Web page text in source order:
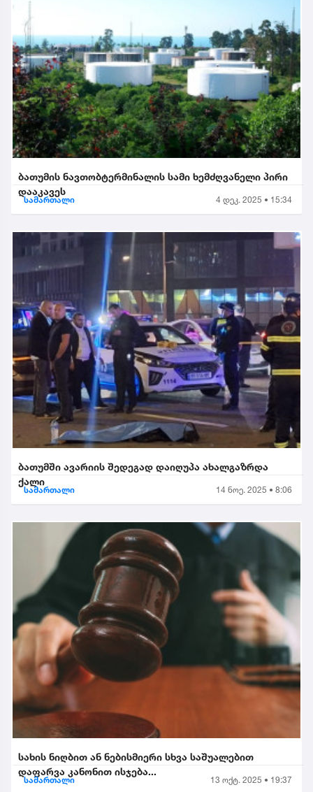
ბათუმის ნავთობტერმინალის სამი ხემძღვანელი პირი
დააკავეს
სამართალი 4 დეკ. 2025 • 15:34
ბათუმში ავარიის შედეგად დაიღუპა ახალგაზრდა
ქალი
სამართალი 14 ნოე. 2025 • 8:06
სახის ნიღბით ან ნებისმიერი სხვა საშუალებით
დაფარვა კანონით ისჯება...
სამართალი 13 ოქტ. 2025 • 19:37